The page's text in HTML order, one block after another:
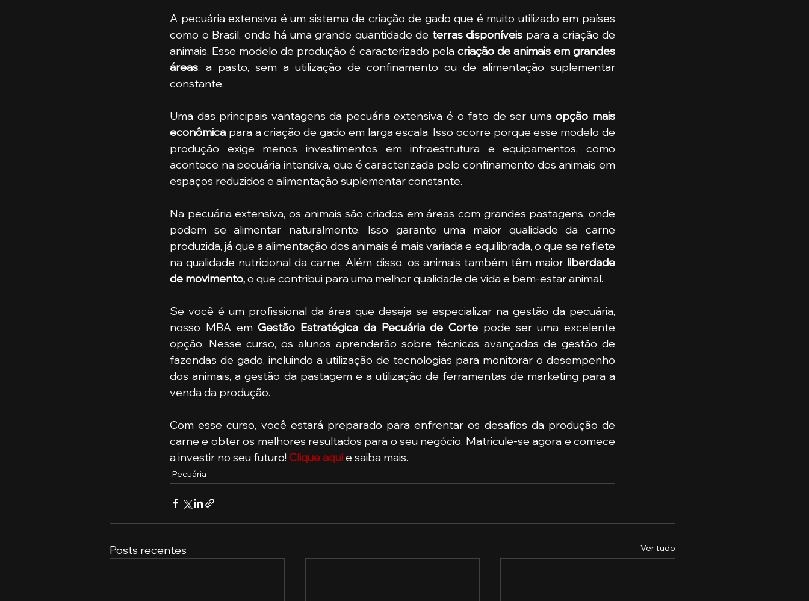
A pecuária extensiva é um sistema de criação de gado que é muito utilizado em países
como o Brasil, onde há uma grande quantidade de terras disponíveis para a criação de
animais. Esse modelo de produção é caracterizado pela criação de animais em grandes
áreas, a pasto, sem a utilização de confinamento ou de alimentação suplementar
constante.
Uma das principais vantagens da pecuária extensiva é o fato de ser uma opção mais
econômica para a criação de gado em larga escala. Isso ocorre porque esse modelo de
produção exige menos investimentos em infraestrutura e equipamentos, como
acontece na pecuária intensiva, que é caracterizada pelo confinamento dos animais em
espaços reduzidos e alimentação suplementar constante.
Na pecuária extensiva, os animais são criados em áreas com grandes pastagens, onde
podem se alimentar naturalmente. Isso garante uma maior qualidade da carne
produzida, já que a alimentação dos animais é mais variada e equilibrada, o que se reflete
na qualidade nutricional da carne. Além disso, os animais também têm maior liberdade
de movimento, o que contribui para uma melhor qualidade de vida e bem-estar animal.
Se você é um profissional da área que deseja se especializar na gestão da pecuária,
nosso MBA em Gestão Estratégica da Pecuária de Corte pode ser uma excelente
opção. Nesse curso, os alunos aprenderão sobre técnicas avançadas de gestão de
fazendas de gado, incluindo a utilização de tecnologias para monitorar o desempenho
dos animais, a gestão da pastagem e a utilização de ferramentas de marketing para a
venda da produção.
Com esse curso, você estará preparado para enfrentar os desafios da produção de
carne e obter os melhores resultados para o seu negócio. Matricule-se agora e comece
a investir no seu futuro! Clique aquie saiba mais.
Pecuária
Posts recentes Ver tudo